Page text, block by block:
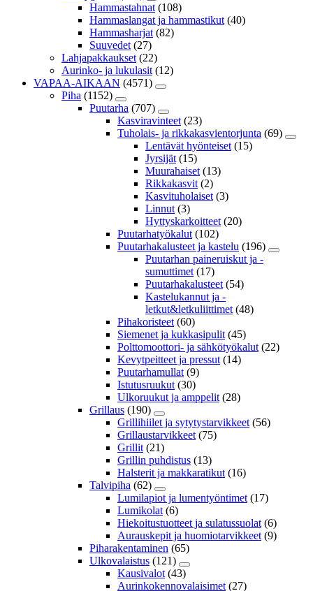
Hammastahnat (108)
Hammaslangat ja hammastikut (40)
Hammasharjat (82)
Suuvedet (27)
Lahjapakkaukset (22)
Aurinko- ja lukulasit (12)
VAPAA-AIKAAN (4571)
Piha (1152)
Puutarha (707)
Kasviravinteet (23)
Tuholais- ja rikkakasvientorjunta (69)
Lentävät hyönteiset (15)
Jyrsijät (15)
Muurahaiset (13)
Rikkakasvit (2)
Kasvituholaiset (3)
Linnut (3)
Hyttyskarkoitteet (20)
Puutarhatyökalut (102)
Puutarhakalusteet ja kastelu (196)
Puutarhan paineruiskut ja -
sumuttimet (17)
Puutarhakalusteet (54)
Kastelukannut ja -
letkut&letkuliittimet (48)
Pihakoristeet (60)
Siemenet ja kukkasipulit (45)
Polttomoottori- ja sähkötyökalut (22)
Kevytpeitteet ja pressut (14)
Puutarhamullat (9)
Istutusruukut (30)
Ulkoruukut ja amppelit (28)
Grillaus (190)
Grillihiilet ja sytytystarvikkeet (56)
Grillaustarvikkeet (75)
Grillit (21)
Grillin puhdistus (13)
Halsterit ja makkaratikut (16)
Talvipiha (62)
Lumilapiot ja lumentyöntimet (17)
Lumikolat (6)
Hiekoitustuotteet ja sulatussuolat (6)
Aurauskepit ja huomiotarvikkeet (9)
Piharakentaminen (65)
Ulkovalaistus (121)
Kausivalot (43)
Aurinkokennovalaisimet (27)